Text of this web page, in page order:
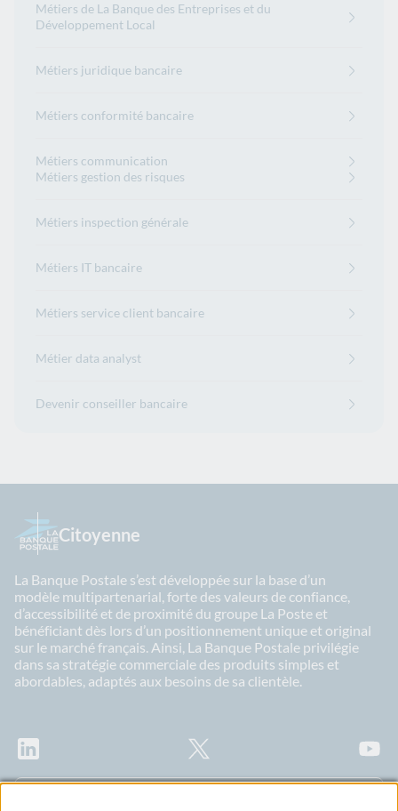
Métiers de La Banque des Entreprises et du
Développement Local
Métiers juridique bancaire
Métiers conformité bancaire
Métiers communication
Métiers gestion des risques
Métiers inspection générale
Métiers IT bancaire
Métiers service client bancaire
Métier data analyst
Devenir conseiller bancaire
Citoyenne
La Banque Postale s’est développée sur la base d’un
modèle multipartenarial, forte des valeurs de confiance,
d’accessibilité et de proximité du groupe La Poste et
bénéficiant dès lors d’un positionnement unique et original
sur le marché français. Ainsi, La Banque Postale privilégie
dans sa stratégie commerciale des produits simples et
abordables, adaptés aux besoins de sa clientèle.